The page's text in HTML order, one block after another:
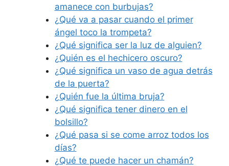
amanece con burbujas?
¿Qué va a pasar cuando el primer
ángel toco la trompeta?
¿Qué significa ser la luz de alguien?
¿Quién es el hechicero oscuro?
¿Qué significa un vaso de agua detrás
de la puerta?
¿Quién fue la última bruja?
¿Qué significa tener dinero en el
bolsillo?
¿Qué pasa si se come arroz todos los
días?
¿Qué te puede hacer un chamán?